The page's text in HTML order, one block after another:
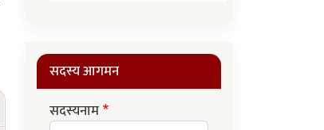
सदस्य आगमन
सदस्यनाम